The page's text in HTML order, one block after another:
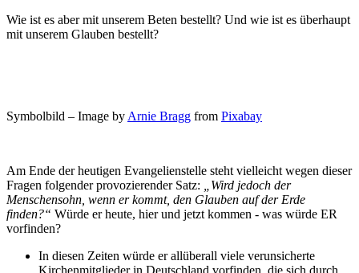
Wie ist es aber mit unserem Beten bestellt? Und wie ist es überhaupt
mit unserem Glauben bestellt?
Symbolbild – Image by Arnie Bragg from Pixabay
Am Ende der heutigen Evangelienstelle steht vielleicht wegen dieser
Fragen folgender provozierender Satz:
„Wird jedoch der
Menschensohn, wenn er kommt, den Glauben auf der Erde
finden?“ Würde er heute, hier und jetzt kommen ‑ was würde ER
vorfinden?
In diesen Zeiten würde er allüberall viele verunsicherte
Kirchenmitglieder in Deutschland vorfinden, die sich durch